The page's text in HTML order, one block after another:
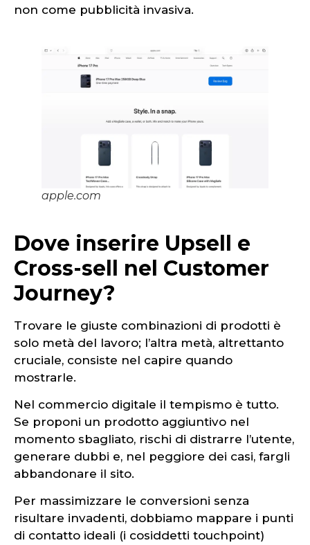
non come pubblicità invasiva.
apple.com
Dove inserire Upsell e
Cross-sell nel Customer
Journey?
Trovare le giuste combinazioni di prodotti è
solo metà del lavoro; l’altra metà, altrettanto
cruciale, consiste nel capire quando
mostrarle.
Nel commercio digitale il tempismo è tutto.
Se proponi un prodotto aggiuntivo nel
momento sbagliato, rischi di distrarre l’utente,
generare dubbi e, nel peggiore dei casi, fargli
abbandonare il sito.
Per massimizzare le conversioni senza
risultare invadenti, dobbiamo mappare i punti
di contatto ideali (i cosiddetti touchpoint)